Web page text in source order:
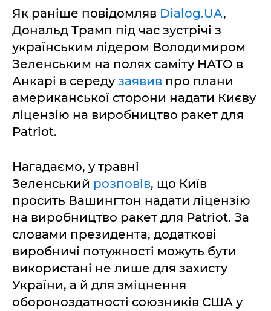
Як раніше повідомляв Dialog.UA,
Дональд Трамп під час зустрічі з
українським лідером Володимиром
Зеленським на полях саміту НАТО в
Анкарі в середузаявив про плани
американської сторони надати Києву
ліцензію на виробництво ракет для
Patriot.
Нагадаємо, у травні
Зеленський розповів, що Київ
просить Вашингтон надати ліцензію
на виробництво ракет для Patriot. За
словами президента, додаткові
виробничі потужності можуть бути
використані не лише для захисту
України, а й для зміцнення
обороноздатності союзників США у